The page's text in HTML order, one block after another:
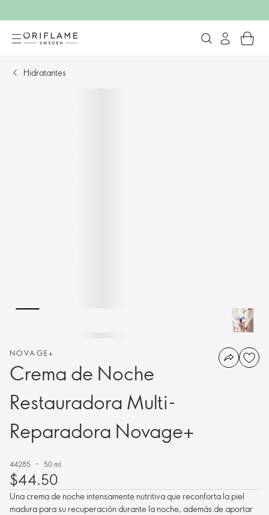
Hidratantes
NOVAGE+
Crema de Noche
Restauradora Multi-
Reparadora Novage+
44285 50 ml.
$44.50
Una crema de noche intensamente nutritiva que reconforta la piel
madura para su recuperación durante la noche, además de aportar